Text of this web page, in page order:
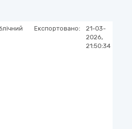
Експортовано:
21-03-
2026,
21:50:34